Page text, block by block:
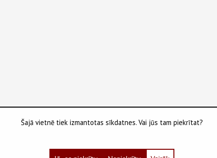
Šajā vietnē tiek izmantotas sīkdatnes. Vai jūs tam piekrītat?